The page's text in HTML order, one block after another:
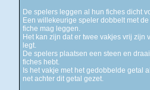
De spelers leggen al hun fiches dicht
Een willekeurige speler dobbelt met
fiche mag leggen.
Het kan zijn dat er twee vakjes vrij
legt.
De spelers plaatsen een steen en
fiches hebt.
Is het vakje met het gedobbelde getal
net achter dit getal gezet.